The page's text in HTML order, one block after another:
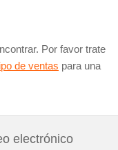
Por favor trate
de ventas para una
electrónico